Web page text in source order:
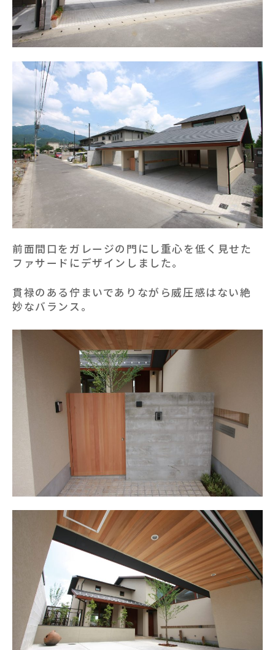
前面間口をガレージの門にし重心を低く見せた
ファサードにデザインしました。
貫禄のある佇まいでありながら威圧感はない絶
妙なバランス。